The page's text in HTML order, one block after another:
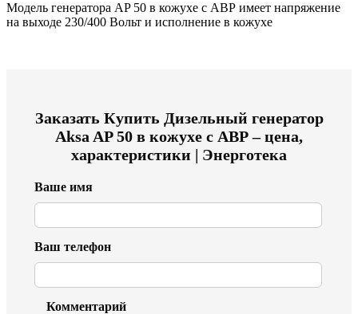
Модель генератора AP 50 в кожухе с АВР имеет напряжение
на выходе 230/400 Вольт и исполнение в кожухе
Заказать Купить Дизельный генератор
Aksa AP 50 в кожухе с АВР – цена,
характеристики | Энерготека
Ваше имя
Ваш телефон
Комментарий